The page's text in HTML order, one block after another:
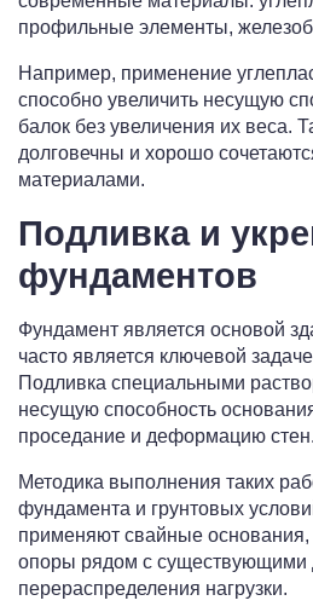
профильные элементы,
Например, применение
способно увеличить несущую
балок без увеличения их веса.
долговечны и хорошо
материалами.
Подливка и
фундаментов
Фундамент является основой
часто является ключевой
Подливка специальными
несущую способность
проседание и деформацию стен.
Методика выполнения таких
фундамента и грунтовых
применяют свайные
опоры рядом с существующими
перераспределения нагрузки.